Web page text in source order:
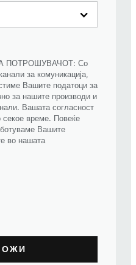
ПОТРОШУВАЧОТ: Со
за комуникација,
Вашите податоци за
за нашите производи и
Вашата согласност
секое време. Повеќе
Вашите
во нашата